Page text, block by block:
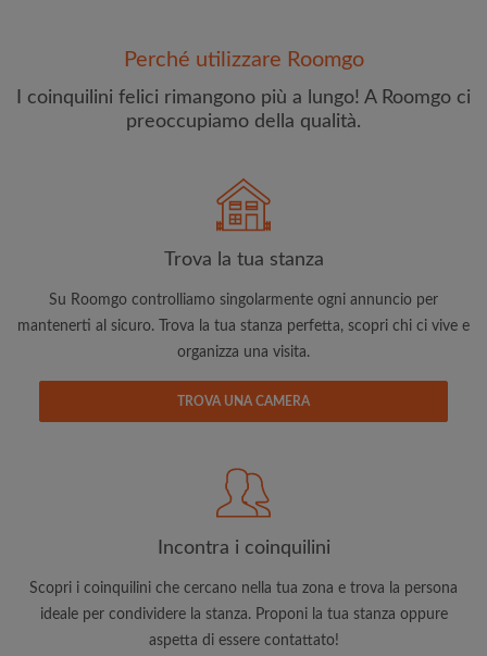
Password
Ho letto, compreso e accettato Termini e le Condizioni e
Politica sulla Riservatezza
Con l'adesione a Roomgo riceverai offerte esclusive e
Perché utilizzare Roomgo
I coinquilini felici rimangono più a lungo! A Roomgo ci
preoccupiamo della qualità.
Trova la tua stanza
Su Roomgo controlliamo singolarmente ogni annuncio per
mantenerti al sicuro. Trova la tua stanza perfetta, scopri chi ci vive e
organizza una visita.
TROVA UNA CAMERA
Incontra i coinquilini
Scopri i coinquilini che cercano nella tua zona e trova la persona
ideale per condividere la stanza. Proponi la tua stanza oppure
aspetta di essere contattato!